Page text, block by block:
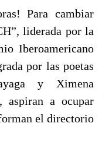
Para cambiar
liderada por la
Iberoamericano
por las poetas
y Ximena
aspiran a ocupar
el directorio